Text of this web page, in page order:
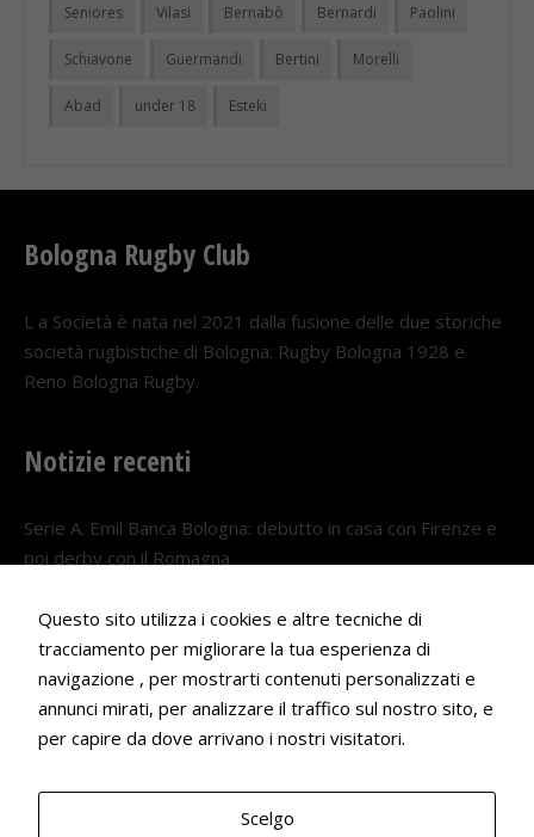
Seniores Vilasi Bernabò Bernardi Paolini
Schiavone Guermandi Bertini Morelli
Abad under 18 Esteki
Bologna Rugby Club
L a Società è nata nel 2021 dalla fusione delle due storiche
società rugbistiche di Bologna: Rugby Bologna 1928 e
Reno Bologna Rugby.
Notizie recenti
Serie A. Emil Banca Bologna: debutto in casa con Firenze e
poi derby con il Romagna
Serie A. Il Bologna nel girone veneto
29 LUGLIO 2026
Francesco Andrei convocato al Camp estivo della nazionale
22 LUGLIO 2026
Questo sito utilizza i cookies e altre tecniche di
tracciamento per migliorare la tua esperienza di
navigazione , per mostrarti contenuti personalizzati e
annunci mirati, per analizzare il traffico sul nostro sito, e
per capire da dove arrivano i nostri visitatori.
Scelgo